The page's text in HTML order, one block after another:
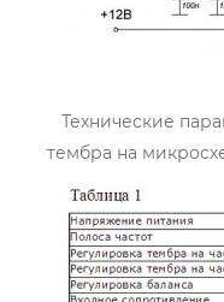
Технические
тембра на